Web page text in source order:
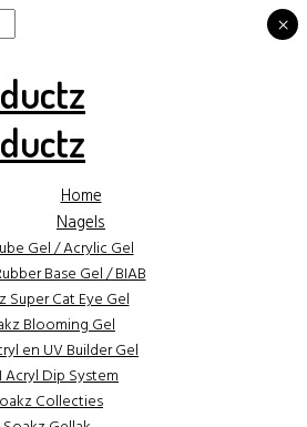
Home
Nagels
Gel / Acrylic Gel
Base Gel / BIAB
Super Cat Eye Gel
Blooming Gel
en UV Builder Gel
Acryl Dip System
Collecties
×